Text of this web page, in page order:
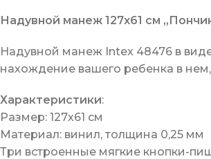
Надувной манеж 127х61 см
Надувной манеж Intex 48476 в
нахождение вашего ребенка в
Характеристики:
Размер: 127х61 см
Материал: винил, толщина 0,25 мм
Три встроенные мягкие кнопки-